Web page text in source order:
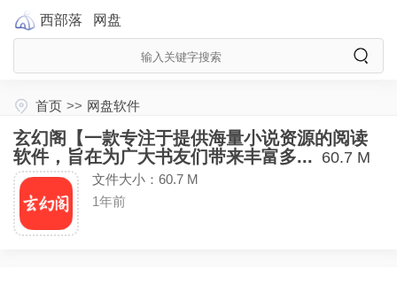
西部落 网盘
首页 >> 网盘软件
玄幻阁【一款专注于提供海量小说资源的阅读
软件，旨在为广大书友们带来丰富多... 60.7 M
文件大小：60.7 M
1年前